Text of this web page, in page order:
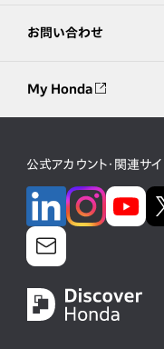
お問い合わせ
My Honda
公式アカウント・関連サイ